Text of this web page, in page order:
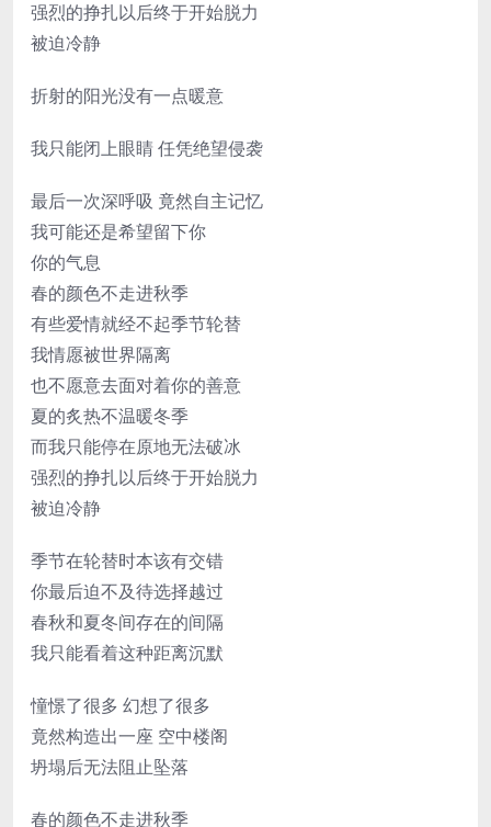
强烈的挣扎以后终于开始脱力
被迫冷静
折射的阳光没有一点暖意
我只能闭上眼睛 任凭绝望侵袭
最后一次深呼吸 竟然自主记忆
我可能还是希望留下你
你的气息
春的颜色不走进秋季
有些爱情就经不起季节轮替
我情愿被世界隔离
也不愿意去面对着你的善意
夏的炙热不温暖冬季
而我只能停在原地无法破冰
强烈的挣扎以后终于开始脱力
被迫冷静
季节在轮替时本该有交错
你最后迫不及待选择越过
春秋和夏冬间存在的间隔
我只能看着这种距离沉默
憧憬了很多 幻想了很多
竟然构造出一座 空中楼阁
坍塌后无法阻止坠落
春的颜色不走进秋季